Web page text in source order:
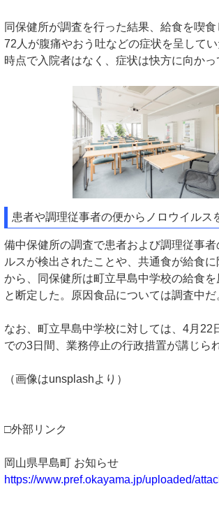
同保健所が調査を行った結果、給食を喫
72人が腹痛やおう吐などの症状を呈して
時点で入院者はなく、症状は快方に向かっ
患者や調理従事者の便からノロウイルス
備中保健所の調査で患者および調理従事者
ルスが検出されたことや、共通食が給食
から、同保健所は町立早島中学校の給食
と断定した。原因食品については調査中だ
なお、町立早島中学校に対しては、4月22
での3日間、業務停止の行政措置が講じら
（画像はunsplashより）
□外部リンク
岡山県早島町 お知らせ
https://www.pref.okayama.jp/uploaded/